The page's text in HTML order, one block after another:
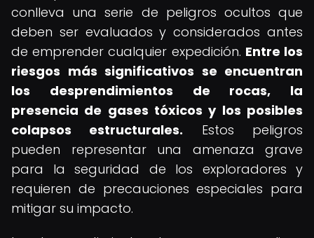
conlleva una serie de peligros ocultos que
deben ser evaluados y considerados antes
de emprender cualquier expedición. Entre los
riesgos más significativos se encuentran
los desprendimientos de rocas, la
presencia de gases tóxicos y los posibles
colapsos estructurales. Estos peligros
pueden representar una amenaza grave
para la seguridad de los exploradores y
requieren de precauciones especiales para
mitigar su impacto.